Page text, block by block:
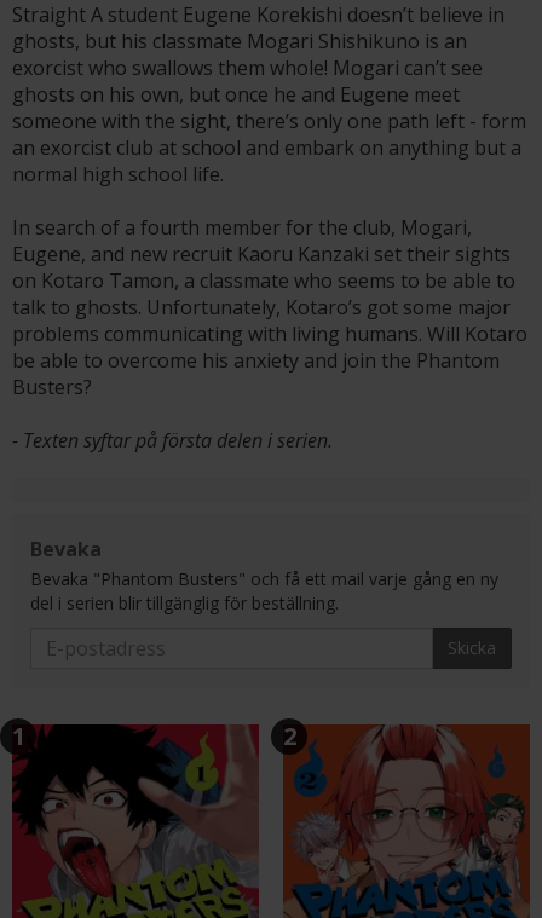
Straight A student Eugene Korekishi doesn’t believe in
ghosts, but his classmate Mogari Shishikuno is an
exorcist who swallows them whole! Mogari can’t see
ghosts on his own, but once he and Eugene meet
someone with the sight, there’s only one path left - form
an exorcist club at school and embark on anything but a
normal high school life.
In search of a fourth member for the club, Mogari,
Eugene, and new recruit Kaoru Kanzaki set their sights
on Kotaro Tamon, a classmate who seems to be able to
talk to ghosts. Unfortunately, Kotaro’s got some major
problems communicating with living humans. Will Kotaro
be able to overcome his anxiety and join the Phantom
Busters?
- Texten syftar på första delen i serien.
Bevaka
Bevaka "Phantom Busters" och få ett mail varje gång en ny
del i serien blir tillgänglig för beställning.
Skicka
1 2